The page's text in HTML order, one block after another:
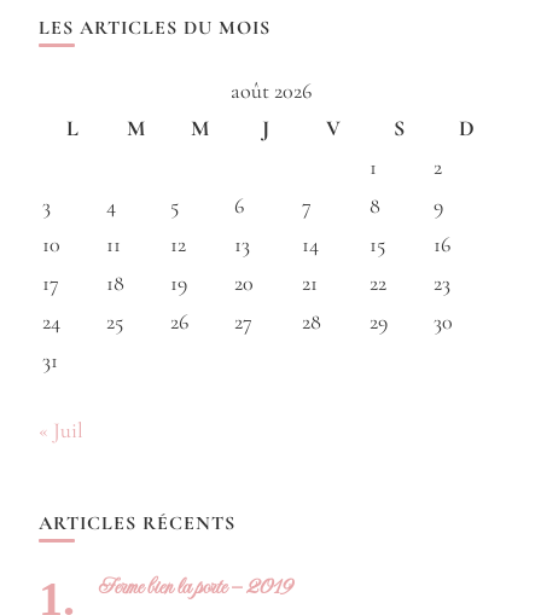
LES ARTICLES DU MOIS
août 2026
L
M M J V S
D
1
2
3
4 5 6 7 8
9
10
11 12 13 14 15
16
17
18 19 20 21 22
23
24
25 26 27 28 29
30
31
« Juil
ARTICLES RÉCENTS
Ferme bien la porte – 2019